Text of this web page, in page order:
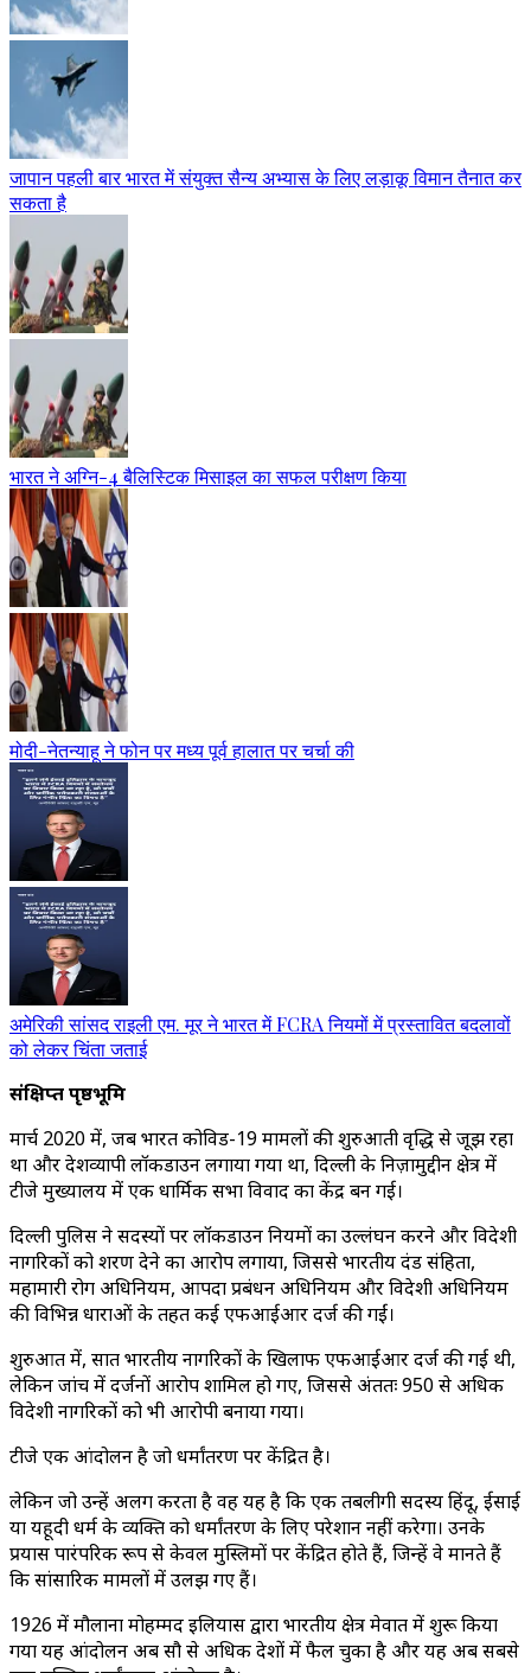
जापान पहली बार भारत में संयुक्त सैन्य अभ्यास के लिए लड़ाकू विमान तैनात कर
सकता है
भारत ने अग्नि-4 बैलिस्टिक मिसाइल का सफल परीक्षण किया
मोदी-नेतन्याहू ने फोन पर मध्य पूर्व हालात पर चर्चा की
अमेरिकी सांसद राइली एम. मूर ने भारत में FCRA नियमों में प्रस्तावित बदलावों
को लेकर चिंता जताई
संक्षिप्त पृष्ठभूमि
मार्च 2020 में, जब भारत कोविड-19 मामलों की शुरुआती वृद्धि से जूझ रहा
था और देशव्यापी लॉकडाउन लगाया गया था, दिल्ली के निज़ामुद्दीन क्षेत्र में
टीजे मुख्यालय में एक धार्मिक सभा विवाद का केंद्र बन गई।
दिल्ली पुलिस ने सदस्यों पर लॉकडाउन नियमों का उल्लंघन करने और विदेशी
नागरिकों को शरण देने का आरोप लगाया, जिससे भारतीय दंड संहिता,
महामारी रोग अधिनियम, आपदा प्रबंधन अधिनियम और विदेशी अधिनियम
की विभिन्न धाराओं के तहत कई एफआईआर दर्ज की गईं।
शुरुआत में, सात भारतीय नागरिकों के खिलाफ एफआईआर दर्ज की गई थी,
लेकिन जांच में दर्जनों आरोप शामिल हो गए, जिससे अंततः 950 से अधिक
विदेशी नागरिकों को भी आरोपी बनाया गया।
टीजे एक आंदोलन है जो धर्मांतरण पर केंद्रित है।
लेकिन जो उन्हें अलग करता है वह यह है कि एक तबलीगी सदस्य हिंदू, ईसाई
या यहूदी धर्म के व्यक्ति को धर्मांतरण के लिए परेशान नहीं करेगा। उनके
प्रयास पारंपरिक रूप से केवल मुस्लिमों पर केंद्रित होते हैं, जिन्हें वे मानते हैं
कि सांसारिक मामलों में उलझ गए हैं।
1926 में मौलाना मोहम्मद इलियास द्वारा भारतीय क्षेत्र मेवात में शुरू किया
गया यह आंदोलन अब सौ से अधिक देशों में फैल चुका है और यह अब सबसे